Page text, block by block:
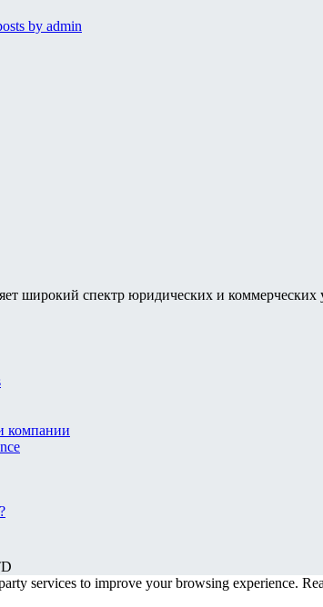
by admin
широкий спектр юридических и
компании
services to improve your browsing experience.